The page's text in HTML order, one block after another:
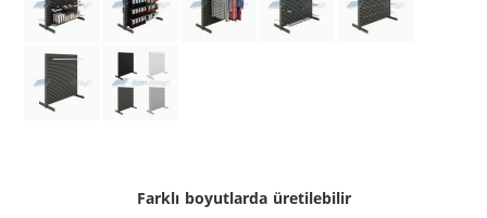
Farklı boyutlarda üretilebilir